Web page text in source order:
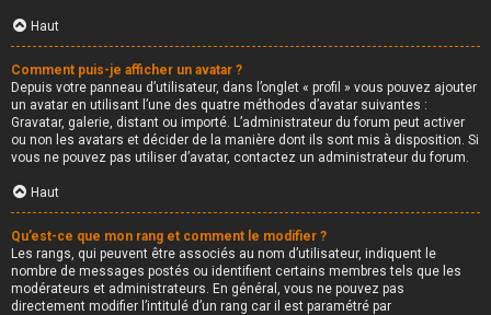
Haut
Comment puis-je afficher un avatar ?
Depuis votre panneau d’utilisateur, dans l’onglet « profil » vous pouvez ajouter
un avatar en utilisant l’une des quatre méthodes d’avatar suivantes :
Gravatar, galerie, distant ou importé. L’administrateur du forum peut activer
ou non les avatars et décider de la manière dont ils sont mis à disposition. Si
vous ne pouvez pas utiliser d’avatar, contactez un administrateur du forum.
Haut
Qu’est-ce que mon rang et comment le modifier ?
Les rangs, qui peuvent être associés au nom d’utilisateur, indiquent le
nombre de messages postés ou identifient certains membres tels que les
modérateurs et administrateurs. En général, vous ne pouvez pas
directement modifier l’intitulé d’un rang car il est paramétré par